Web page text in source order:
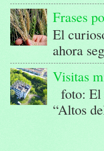
Frases
El
ahora
Visitas
foto:
“Altos